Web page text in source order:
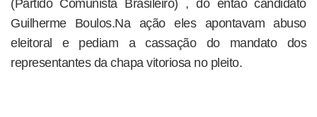
(Partido Comunista Brasileiro) , do então candidato
Guilherme Boulos.Na ação eles apontavam abuso
eleitoral e pediam a cassação do mandato dos
representantes da chapa vitoriosa no pleito.